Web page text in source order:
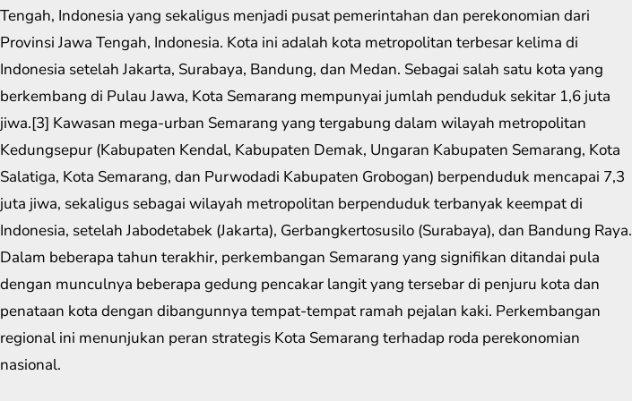
Tengah, Indonesia yang sekaligus menjadi pusat pemerintahan dan perekonomian dari
Provinsi Jawa Tengah, Indonesia. Kota ini adalah kota metropolitan terbesar kelima di
Indonesia setelah Jakarta, Surabaya, Bandung, dan Medan. Sebagai salah satu kota yang
berkembang di Pulau Jawa, Kota Semarang mempunyai jumlah penduduk sekitar 1,6 juta
jiwa.[3] Kawasan mega-urban Semarang yang tergabung dalam wilayah metropolitan
Kedungsepur (Kabupaten Kendal, Kabupaten Demak, Ungaran Kabupaten Semarang, Kota
Salatiga, Kota Semarang, dan Purwodadi Kabupaten Grobogan) berpenduduk mencapai 7,3
juta jiwa, sekaligus sebagai wilayah metropolitan berpenduduk terbanyak keempat di
Indonesia, setelah Jabodetabek (Jakarta), Gerbangkertosusilo (Surabaya), dan Bandung Raya.
Dalam beberapa tahun terakhir, perkembangan Semarang yang signifikan ditandai pula
dengan munculnya beberapa gedung pencakar langit yang tersebar di penjuru kota dan
penataan kota dengan dibangunnya tempat-tempat ramah pejalan kaki. Perkembangan
regional ini menunjukan peran strategis Kota Semarang terhadap roda perekonomian
nasional.